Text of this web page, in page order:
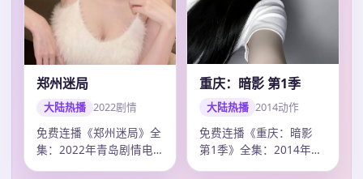
郑州迷局
大陆热播 2022剧情
免费连播《郑州迷局》全
集：2022年青岛剧情电
重庆：暗影 第1季
大陆热播 2014动作
免费连播《重庆：暗影
第1季》全集：2014年成